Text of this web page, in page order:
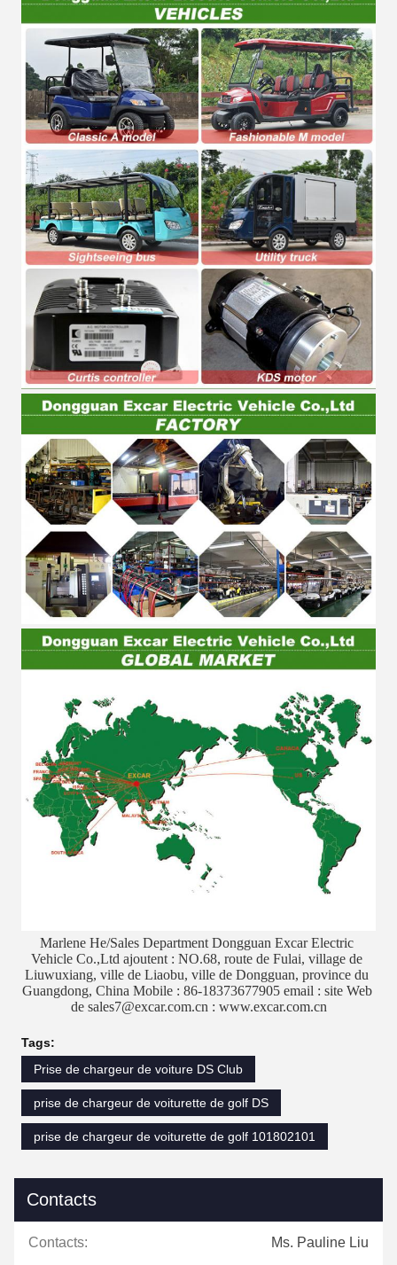
Marlene He/Sales Department Dongguan Excar Electric
Vehicle Co.,Ltd ajoutent : NO.68, route de Fulai, village de
Liuwuxiang, ville de Liaobu, ville de Dongguan, province du
Guangdong, China Mobile : 86-18373677905 email : site Web
de sales7@excar.com.cn : www.excar.com.cn
Tags:
Prise de chargeur de voiture DS Club
prise de chargeur de voiturette de golf DS
prise de chargeur de voiturette de golf 101802101
Contacts
Contacts: Ms. Pauline Liu